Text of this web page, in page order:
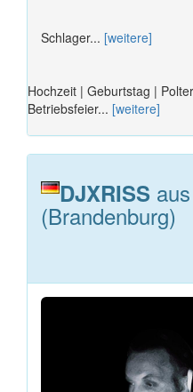
Schlager... [weitere]
Hochzeit | Geburtstag |
Betriebsfeier... [weitere]
DJXRISS
(Brandenburg)